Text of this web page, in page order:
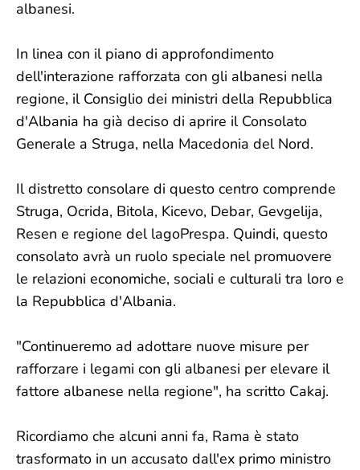
albanesi.
In linea con il piano di approfondimento
dell'interazione rafforzata con gli albanesi nella
regione, il Consiglio dei ministri della Repubblica
d'Albania ha già deciso di aprire il Consolato
Generale a Struga, nella Macedonia del Nord.
Il distretto consolare di questo centro comprende
Struga, Ocrida, Bitola, Kicevo, Debar, Gevgelija,
Resen e regione del lagoPrespa. Quindi, questo
consolato avrà un ruolo speciale nel promuovere
le relazioni economiche, sociali e culturali tra loro e
la Repubblica d'Albania.
"Continueremo ad adottare nuove misure per
rafforzare i legami con gli albanesi per elevare il
fattore albanese nella regione", ha scritto Cakaj.
Ricordiamo che alcuni anni fa, Rama è stato
trasformato in un accusato dall'ex primo ministro